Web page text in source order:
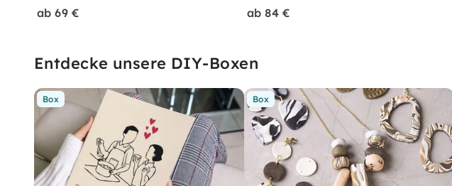
ab 69 € ab 84 €
Entdecke unsere DIY-Boxen
Box Box